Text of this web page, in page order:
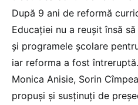
După 9 ani de reformă
Educației nu a reușit însă
și programele școlare
iar reforma a fost
Monica Anisie, Sorin
propuși și susținuți de